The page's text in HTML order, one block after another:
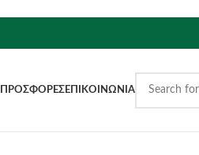
ΠΡΟΣΦΟΡΈΣΕΠΙΚΟΙΝΩΝΊΑ